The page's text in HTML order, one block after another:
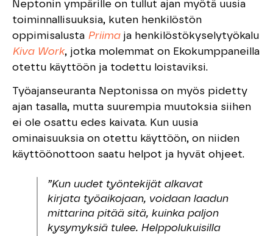
Neptonin ympärille on tullut ajan myötä uusia
toiminnallisuuksia, kuten henkilöstön
oppimisalusta Priimaja henkilöstökyselytyökalu
Kiva Work, jotka molemmat on Ekokumppaneilla
otettu käyttöön ja todettu loistaviksi.
Työajanseuranta Neptonissa on myös pidetty
ajan tasalla, mutta suurempia muutoksia siihen
ei ole osattu edes kaivata. Kun uusia
ominaisuuksia on otettu käyttöön, on niiden
käyttöönottoon saatu helpot ja hyvät ohjeet.
”Kun uudet työntekijät alkavat
kirjata työaikojaan, voidaan laadun
mittarina pitää sitä, kuinka paljon
kysymyksiä tulee. Helppolukuisilla